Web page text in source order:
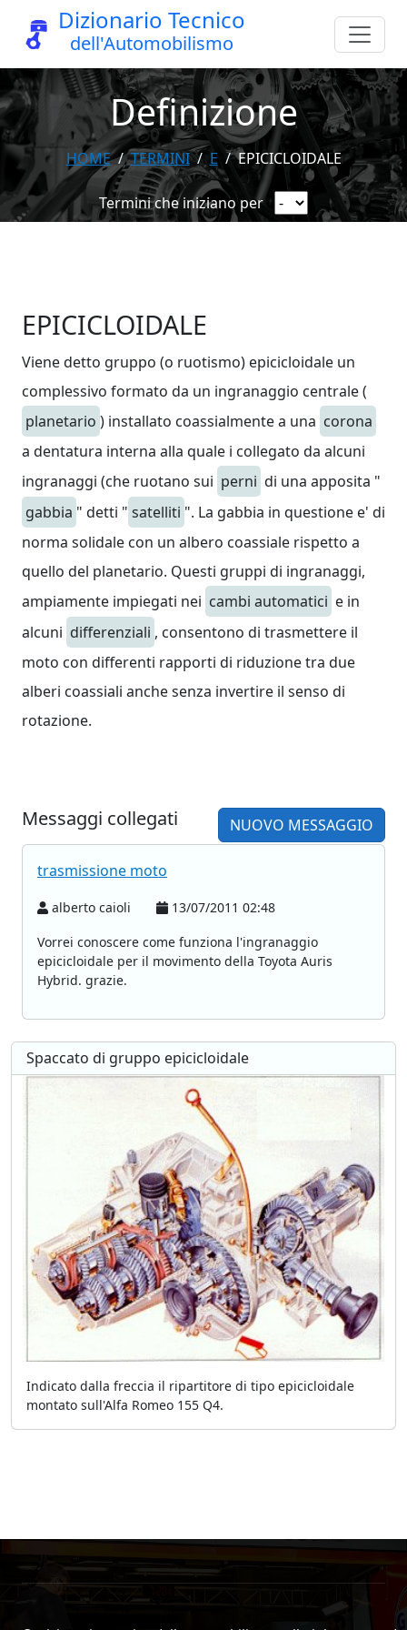
Dizionario Tecnico
dell'Automobilismo
Definizione
HOME TERMINI E EPICICLOIDALE
Termini che iniziano per
EPICICLOIDALE
Viene detto gruppo (o ruotismo) epicicloidale un
complessivo formato da un ingranaggio centrale (
planetario ) installato coassialmente a una corona
a dentatura interna alla quale i collegato da alcuni
ingranaggi (che ruotano sui perni di una apposita "
gabbia " detti " satelliti ". La gabbia in questione e' di
norma solidale con un albero coassiale rispetto a
quello del planetario. Questi gruppi di ingranaggi,
ampiamente impiegati nei cambi automatici e in
alcuni differenziali , consentono di trasmettere il
moto con differenti rapporti di riduzione tra due
alberi coassiali anche senza invertire il senso di
rotazione.
Messaggi collegati NUOVO MESSAGGIO
trasmissione moto
alberto caioli
13/07/2011 02:48
Vorrei conoscere come funziona l'ingranaggio
epicicloidale per il movimento della Toyota Auris
Hybrid. grazie.
Spaccato di gruppo epicicloidale
Indicato dalla freccia il ripartitore di tipo epicicloidale
montato sull'Alfa Romeo 155 Q4.